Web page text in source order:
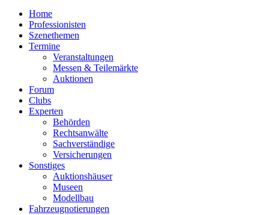
Home
Professionisten
Szenethemen
Termine
Veranstaltungen
Messen & Teilemärkte
Auktionen
Forum
Clubs
Experten
Behörden
Rechtsanwälte
Sachverständige
Versicherungen
Sonstiges
Auktionshäuser
Museen
Modellbau
Fahrzeugnotierungen